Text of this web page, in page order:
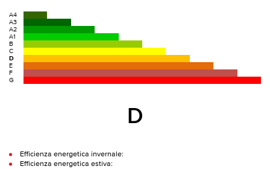
A4
A3
A2
A1
B
C
D
E
F
G
D
Efficienza energetica invernale:
Efficienza energetica estiva: